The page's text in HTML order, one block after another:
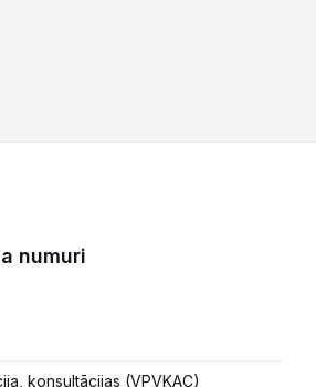
numuri
konsultācijas (VPVKAC)